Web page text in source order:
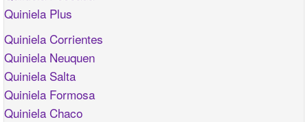
Quiniela Plus
Quiniela Corrientes
Quiniela Neuquen
Quiniela Salta
Quiniela Formosa
Quiniela Chaco